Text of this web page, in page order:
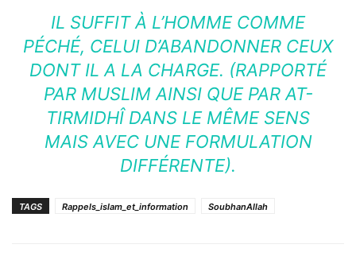
IL SUFFIT À L’HOMME COMME
PÉCHÉ, CELUI D’ABANDONNER CEUX
DONT IL A LA CHARGE. (RAPPORTÉ
PAR MUSLIM AINSI QUE PAR AT-
TIRMIDHÎ DANS LE MÊME SENS
MAIS AVEC UNE FORMULATION
DIFFÉRENTE).
TAGS Rappels_islam_et_information SoubhanAllah